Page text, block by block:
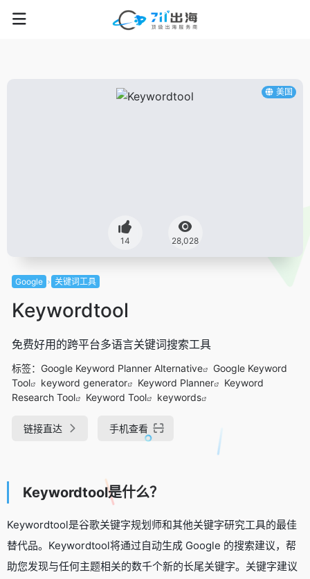
美国
14 28,028
Google 关键词工具
Keywordtool
免费好用的跨平台多语言关键词搜索工具
标签： Google Keyword Planner Alternative
Google Keyword
Tool
keyword generator Keyword Planner
Keyword
Research Tool
Keyword Tool keywords
链接直达 手机查看
Keywordtool是什么？
Keywordtool是谷歌关键字规划师和其他关键字研究工具的最佳
替代品。Keywordtool将通过自动生成 Google 的搜索建议，帮
助您发现与任何主题相关的数千个新的长尾关键字。关键字建议